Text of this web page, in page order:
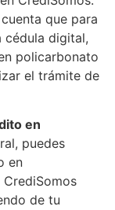
que para
cédula digital,
policarbonato
el trámite de
en
puedes
en
de tu